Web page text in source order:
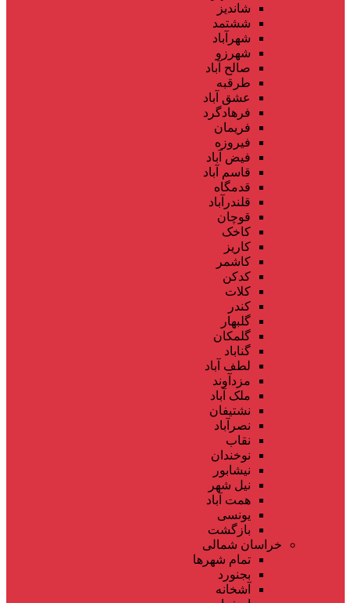
شاندیز
ششتمد
شهرآباد
شهرزو
صالح آباد
طرقبه
عشق آباد
فرهادگرد
فریمان
فیروزه
فیض آباد
قاسم آباد
قدمگاه
قلندرآباد
قوچان
کاخک
کاریز
کاشمر
کدکن
کلات
کندر
گلبهار
گلمکان
گناباد
لطف آباد
مزدآوند
ملک آباد
نشتیفان
نصرآباد
نقاب
نوخندان
نیشابور
نیل شهر
همت آباد
یونسی
بازگشت
خراسان شمالی
تمام شهر‌ها
بجنورد
آشخانه